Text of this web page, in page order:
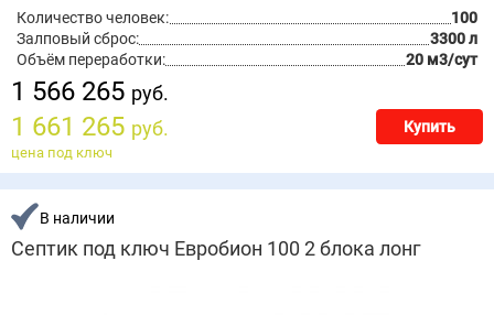
Количество человек:
100
Залповый сброс:
3300 л
Объём переработки:
20 м3/сут
1 566 265 руб.
1 661 265 руб. Купить
цена под ключ
В наличии
Септик под ключ Евробион 100 2 блока лонг